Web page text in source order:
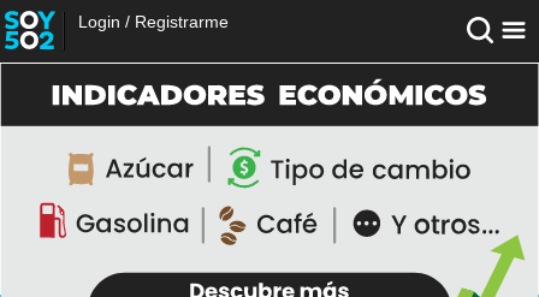
Login / Registrarme